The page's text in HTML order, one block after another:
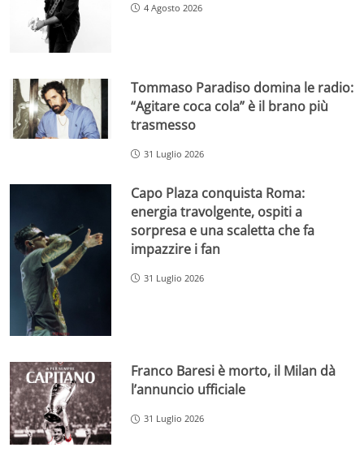
4 Agosto 2026
Tommaso Paradiso domina le radio:
“Agitare coca cola” è il brano più
trasmesso
31 Luglio 2026
Capo Plaza conquista Roma:
energia travolgente, ospiti a
sorpresa e una scaletta che fa
impazzire i fan
31 Luglio 2026
Franco Baresi è morto, il Milan dà
l’annuncio ufficiale
31 Luglio 2026